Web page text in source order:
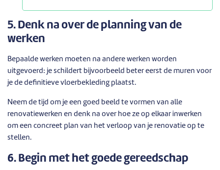
5. Denk na over de planning van de
werken
Bepaalde werken moeten na andere werken worden
uitgevoerd: je schildert bijvoorbeeld beter eerst de muren voor
je de definitieve vloerbekleding plaatst.
Neem de tijd om je een goed beeld te vormen van alle
renovatiewerken en denk na over hoe ze op elkaar inwerken
om een concreet plan van het verloop van je renovatie op te
stellen.
6. Begin met het goede gereedschap